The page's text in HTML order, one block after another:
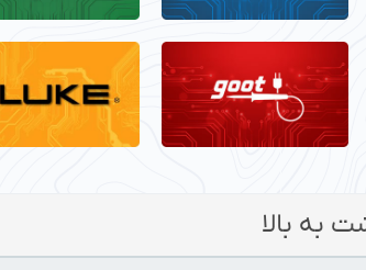
به بالا